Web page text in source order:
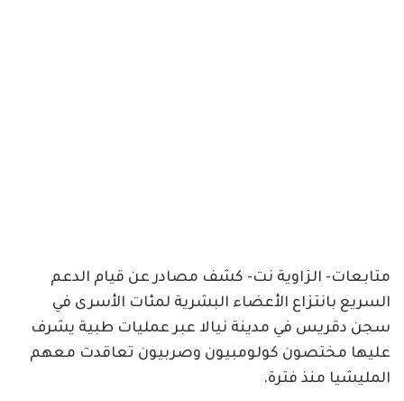
متابعات- الزاوية نت- كشف مصادر عن قيام الدعم
السريع بانتزاع الأعضاء البشرية لمئات الأسرى في
سجن دقريس في مدينة نيالا عبر عمليات طبية يشرف
عليها مختصون كولومبيون وصربيون تعاقدت معهم
المليشيا منذ فترة.